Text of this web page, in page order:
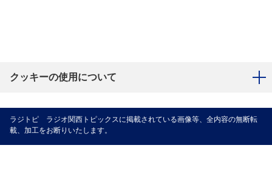
クッキーの使用について
ラジトピ ラジオ関西トピックスに掲載されている画像等、全内容の無断転
載、加工をお断りいたします。